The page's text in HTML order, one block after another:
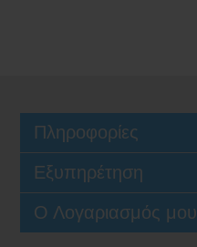
Πληροφορίες
Εξυπηρέτηση
Ο Λογαριασμός μου